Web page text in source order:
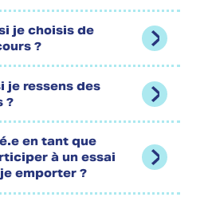
je choisis de
?
je ressens des
?
en tant que
à un essai
emporter ?